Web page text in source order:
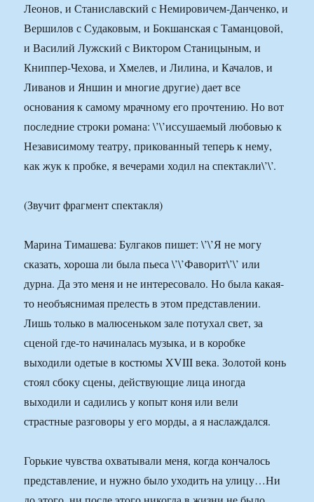
Леонов, и Станиславский с Немировичем-Данченко, и
Вершилов с Судаковым, и Бокшанская с Таманцовой,
и Василий Лужский с Виктором Станицыным, и
Книппер-Чехова, и Хмелев, и Лилина, и Качалов, и
Ливанов и Яншин и многие другие) дает все
основания к самому мрачному его прочтению. Но вот
последние строки романа: \’\’иссушаемый любовью к
Независимому театру, прикованный теперь к нему,
как жук к пробке, я вечерами ходил на спектакли\’\’.
(Звучит фрагмент спектакля)
Марина Тимашева: Булгаков пишет: \’\’Я не могу
сказать, хороша ли была пьеса \’\’Фаворит\’\’ или
дурна. Да это меня и не интересовало. Но была какая-
то необъяснимая прелесть в этом представлении.
Лишь только в малюсеньком зале потухал свет, за
сценой где-то начиналась музыка, и в коробке
выходили одетые в костюмы XVIII века. Золотой конь
стоял сбоку сцены, действующие лица иногда
выходили и садились у копыт коня или вели
страстные разговоры у его морды, а я наслаждался.
Горькие чувства охватывали меня, когда кончалось
представление, и нужно было уходить на улицу…Ни